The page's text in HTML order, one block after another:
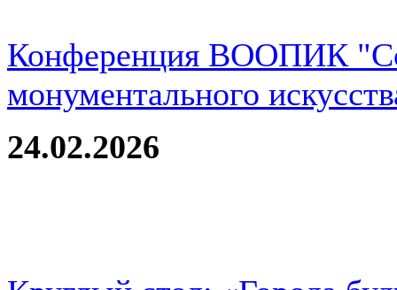
Конференция ВООПИК
монументального
24.02.2026